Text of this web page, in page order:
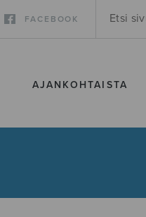
FACEBOOK
AJANKOHTAISTA